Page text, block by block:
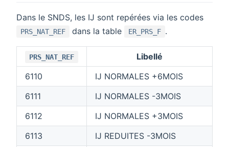
Dans le SNDS, les IJ sont repérées via les codes
PRS_NAT_REF dans la table ER_PRS_F .
PRS_NAT_REF
Libellé
6110
IJ NORMALES +6MOIS
6111
IJ NORMALES -3MOIS
6112
IJ NORMALES +3MOIS
6113
IJ REDUITES -3MOIS